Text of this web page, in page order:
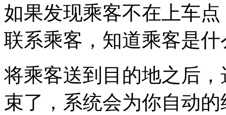
如果发现乘客不在上车
联系乘客，知道乘客是
将乘客送到目的地之后
束了，系统会为你自动